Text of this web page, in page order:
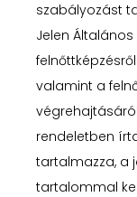
szabályozást
Jelen Általános
felnőttképzésről
valamint a
végrehajtásáról
rendeletben
tartalmazza, a
tartalommal